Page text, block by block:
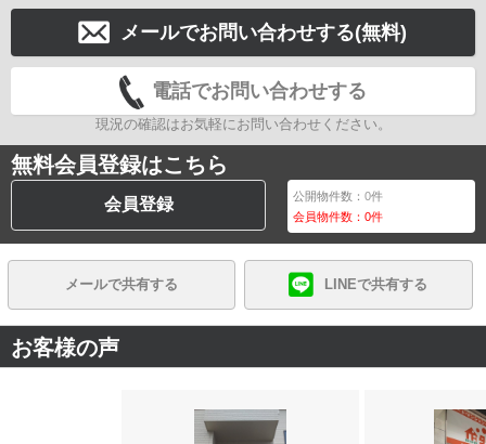
メールでお問い合わせする(無料)
電話でお問い合わせする
現況の確認はお気軽にお問い合わせください。
無料会員登録はこちら
会員登録 公開物件数：0件
会員物件数：0件
メールで共有する LINEで共有する
お客様の声